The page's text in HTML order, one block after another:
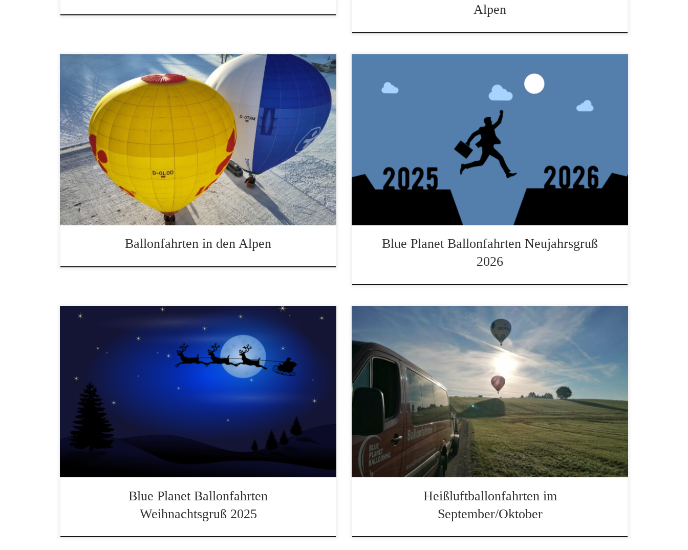
Alpen
Ballonfahrten in den Alpen, ein wahrer Wintertraum
Ballonfahrten in den Alpen
Liebe Freunde von Blue Planet Ballooning, wir wünschen euch allen ein
gesundes und glückliches neues Jahr!!! Wir freuen uns auf herrliche
Ballonfahrten mit euch! Herzliche Grüßen aus BergangerEuer Blue
Blue Planet Ballonfahrten Neujahrsgruß
2026
Liebe Freunde von Blue Planet Ballooning,wir wünschen euch eine
besinnliche und erholsame Weihnachtszeit! Auch einen guten Rutsch, in
ein gesundes und glückliches neues Jahr! Wir freuen uns auf herrliche
Ballonfahrten mit euch im Winter, Sommer, vor den Alpen oder über
den Alpen oder … Übrigens finden unsere Ballonfahrten auch an […]
Blue Planet Ballonfahrten
Weihnachtsgruß 2025
Liebe Freunde von Blue Planet Ballooning, der September begann
fulminant, 7 fahrbare Tage am Stück hat man nicht oft im Jahr. Auch
wenn der September im weiteren Verlauf teilweise nicht so war wie er
begann, waren viele schöne fahrbare Tage dabei. In der ersten
Oktoberwoche gab es immerhin zwei richtig […]
Heißluftballonfahrten im
September/Oktober